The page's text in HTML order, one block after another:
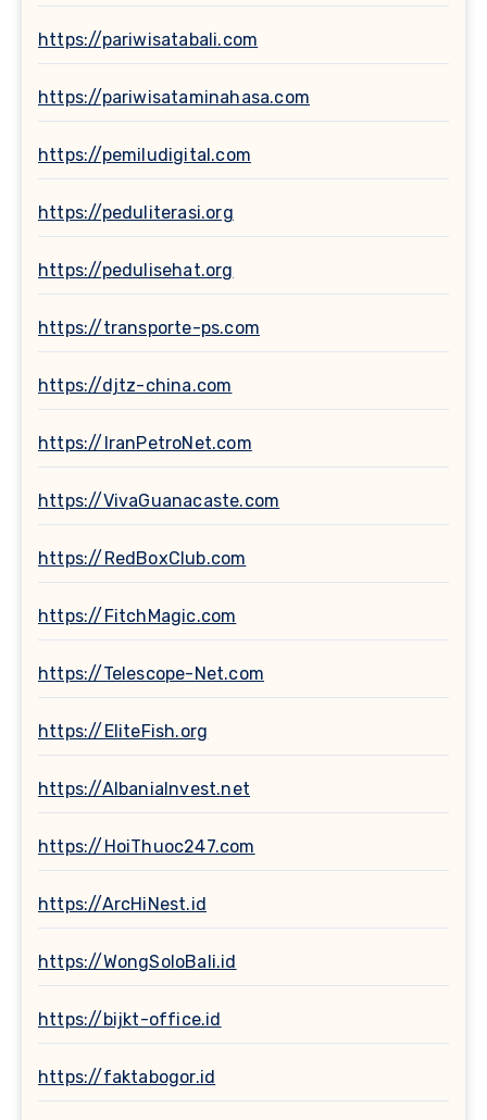
https://pariwisatabali.com
https://pariwisataminahasa.com
https://pemiludigital.com
https://peduliterasi.org
https://pedulisehat.org
https://transporte-ps.com
https://djtz-china.com
https://IranPetroNet.com
https://VivaGuanacaste.com
https://RedBoxClub.com
https://FitchMagic.com
https://Telescope-Net.com
https://EliteFish.org
https://AlbaniaInvest.net
https://HoiThuoc247.com
https://ArcHiNest.id
https://WongSoloBali.id
https://bijkt-office.id
https://faktabogor.id